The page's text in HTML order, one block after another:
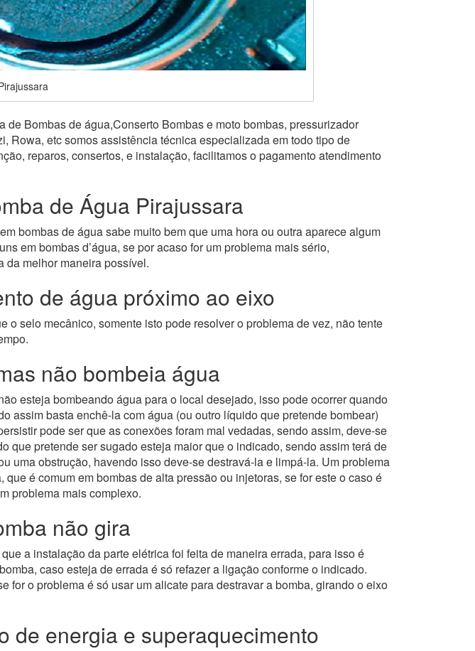
de Bombas de água,Conserto Bombas e moto bombas, pressurizador
Rowa, etc somos assistência técnica especializada em todo tipo de
reparos, consertos, e instalação, facilitamos o pagamento atendimento
de Água Pirajussara
bombas de água sabe muito bem que uma hora ou outra aparece algum
em bombas d’água, se por acaso for um problema mais sério,
da melhor maneira possível.
de água próximo ao eixo
selo mecânico, somente isto pode resolver o problema de vez, não tente
não bombeia água
esteja bombeando água para o local desejado, isso pode ocorrer quando
assim basta enchê-la com água (ou outro líquido que pretende bombear)
pode ser que as conexões foram mal vedadas, sendo assim, deve-se
que pretende ser sugado esteja maior que o indicado, sendo assim terá de
uma obstrução, havendo isso deve-se destravá-la e limpá-la. Um problema
é comum em bombas de alta pressão ou injetoras, se for este o caso é
problema mais complexo.
não gira
a instalação da parte elétrica foi feita de maneira errada, para isso é
caso esteja de errada é só refazer a ligação conforme o indicado.
o problema é só usar um alicate para destravar a bomba, girando o eixo
de energia e superaquecimento